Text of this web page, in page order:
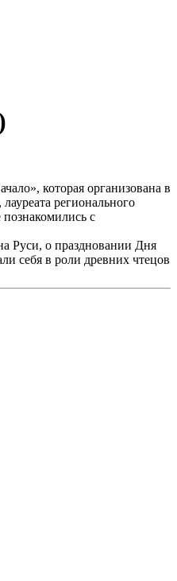
которая организована в
регионального
с
Руси, о праздновании Дня
себя в роли древних чтецов